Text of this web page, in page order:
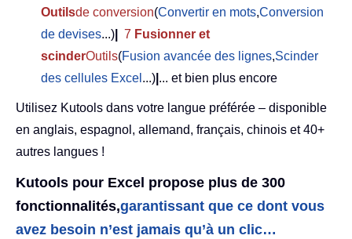
Outilsde conversion(Convertir en mots,Conversion
de devises...) 7 Fusionner et
scinderOutils(Fusion avancée des lignes,Scinder
des cellules Excel ...) ... et bien plus encore
Utilisez Kutools dans votre langue préférée – disponible
en anglais, espagnol, allemand, français, chinois et 40+
autres langues !
Kutools pour Excel propose plus de 300
fonctionnalités,garantissant que ce dont vous
avez besoin n’est jamais qu’à un clic…